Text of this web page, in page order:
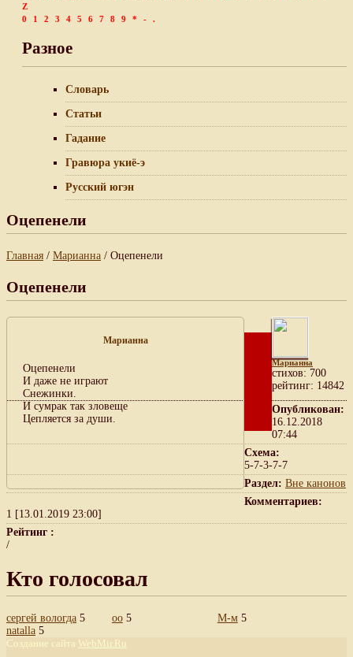
Z
0
1 2 3 4 5 6 7 8 9 * - .
Разное
Словарь
Статьи
Гадание
Гравюра укиё-э
Русский югэн
Оцепенели
Главная / Марианна / Оцепенели
Оцепенели
Марианна
Оцепенели
И даже не играют
Снежинки.
И сумрак так зловеще
Цепляется за души.
Марианна
cтихов: 700
рейтинг: 14842
Опубликован:
16.12.2018
07:44
Схема:
5-7-3-7-7
Раздел: Вне канонов
Комментариев:
1 [13.01.2019 23:00]
Рейтинг :
/
Кто голосовал
сергей вологда 5 оо5 М-м5
natalla 5
Создание сайта WebMir.Ru